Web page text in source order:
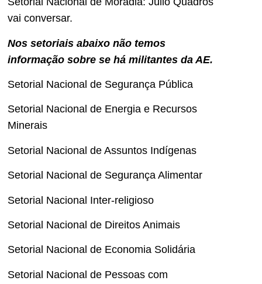
vai conversar.
Nos setoriais abaixo não temos
informação sobre se há militantes da AE.
Setorial Nacional de Segurança Pública
Setorial Nacional de Energia e Recursos
Minerais
Setorial Nacional de Assuntos Indígenas
Setorial Nacional de Segurança Alimentar
Setorial Nacional Inter-religioso
Setorial Nacional de Direitos Animais
Setorial Nacional de Economia Solidária
Setorial Nacional de Pessoas com